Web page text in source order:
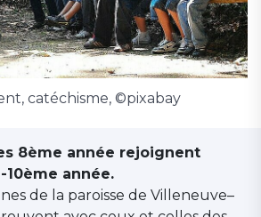
catéchisme, ©pixabay
8ème année rejoignent
année.
de la paroisse de Villeneuve–